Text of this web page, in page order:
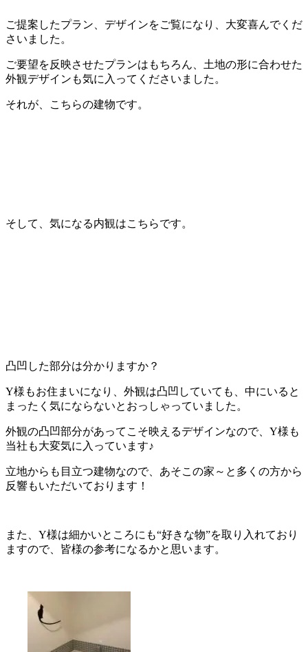
ご提案したプラン、デザインをご覧になり、大変喜んでくだ
さいました。
ご要望を反映させたプランはもちろん、土地の形に合わせた
外観デザインも気に入ってくださいました。
それが、こちらの建物です。
そして、気になる内観はこちらです。
凸凹した部分は分かりますか？
Y様もお住まいになり、外観は凸凹していても、中にいると
まったく気にならないとおっしゃっていました。
外観の凸凹部分があってこそ映えるデザインなので、Y様も
当社も大変気に入っています♪
立地からも目立つ建物なので、あそこの家～と多くの方から
反響もいただいております！
また、Y様は細かいところにも“好きな物”を取り入れており
ますので、皆様の参考になるかと思います。